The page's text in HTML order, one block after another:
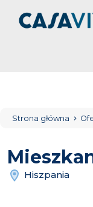
Strona główna
Hiszpania